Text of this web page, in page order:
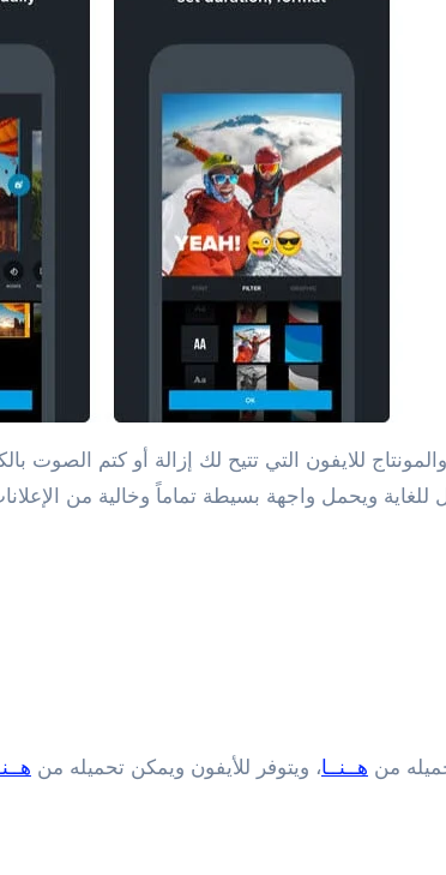
والمونتاج للايفون التي تتيح لك إزالة أو كتم
ويحمل واجهة بسيطة تماماً وخالية من
من هــنــا، ويتوفر للأيفون ويمكن تحميله من